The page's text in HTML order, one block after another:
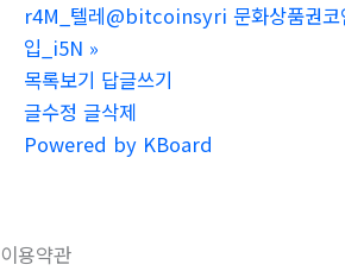
r4M_텔레@bitcoinsyri 문화상품권코
입_i5N »
목록보기 답글쓰기
글수정 글삭제
Powered by KBoard
이용약관